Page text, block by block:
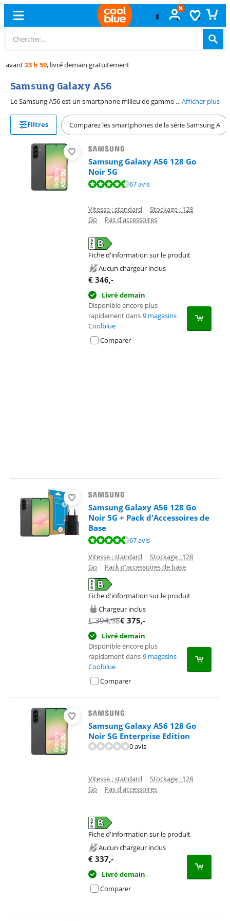
Échangegratuit
Samsung Galaxy A56
Le Samsung A56 est un smartphone milieu de gamme adapté aux tâches gourmandes. Vous pouvez par exemple jouer à des jeux 3D ou éditer des photos et des vidéos. Sur l'écran Full HD de 6,7 pouces du Samsung A56, regardez des films sur Netflix ou des vidéos sur YouTube en haute qualité. Les caméras du Samsung A56 vous permettent de prendre des photos nettes et des vidéos 4K.Afficher plus
Filtres Comparez les smartphones de la série Samsung A
Samsung Galaxy A56 128 Go
Noir 5G
La note est de 9,2 sur 10, basée sur 67 avis.67 avis
Vitesse : standard | Stockage : 128
Go | Pas d'accessoires
Fiche d'information sur le produit
s'ouvre dans un nouvel ongletAucun chargeur inclus
€ 346,-
Livré demain
Disponible encore plus
rapidement dans 9 magasins
Coolblue
Comparer
Samsung Galaxy A56 128 Go
Noir 5G + Pack d'Accessoires de
Base
La note est de 9,2 sur 10, basée sur 67 avis.67 avis
Vitesse : standard | Stockage : 128
Go | Pack d'accessoires de base
Fiche d'information sur le produit
s'ouvre dans un nouvel ongletChargeur inclus
€394,98€ 375,-
Livré demain
Disponible encore plus
rapidement dans 9 magasins
Coolblue
Comparer
Samsung Galaxy A56 128 Go
Noir 5G Enterprise Edition
0 avis
Vitesse : standard | Stockage : 128
Go | Pas d'accessoires
Fiche d'information sur le produit
s'ouvre dans un nouvel ongletAucun chargeur inclus
€ 337,-
Livré demain
Comparer